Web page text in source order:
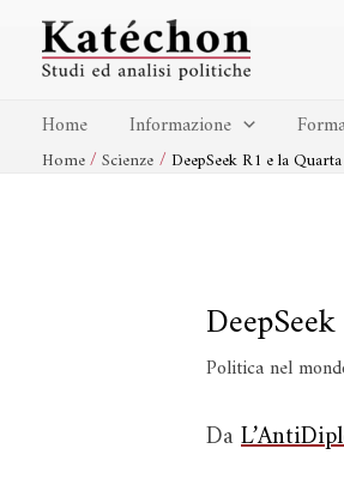
contenuto
Home Informazione
Home Scienze DeepSeek R1 e la
Politica nel
Da
articoli